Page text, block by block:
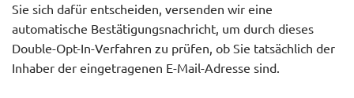
Sie sich dafür entscheiden, versenden wir eine
automatische Bestätigungsnachricht, um durch dieses
Double-Opt-In-Verfahren zu prüfen, ob Sie tatsächlich der
Inhaber der eingetragenen E-Mail-Adresse sind.